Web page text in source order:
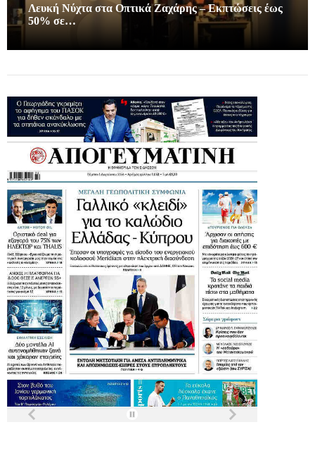
Λευκή Νύχτα στα Οπτικά Ζαχάρης – Εκπτώσεις έως
50% σε…